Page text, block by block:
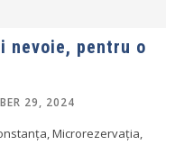
nevoie, pentru o
29, 2024
Microrezervația,